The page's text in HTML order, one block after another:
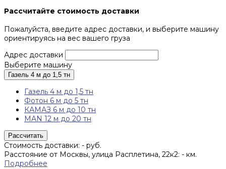
Рассчитайте стоимость доставки
Пожалуйста, введите адрес доставки, и выберите машину
ориентируясь на вес вашего груза
Адрес доставки
Выберите машину
Газель 4 м до 1,5 тн
Газель 4 м до 1,5 тн
Фотон 6 м до 5 тн
КАМАЗ 6 м до 10 тн
MAN 12 м до 20 тн
Рассчитать
Стоимость доставки: - руб.
Расстояние от Москвы, улица Расплетина, 22к2: - км.
Подробнее